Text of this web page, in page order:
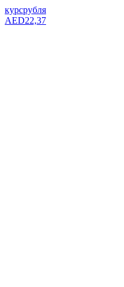
курсрубля
AED22,37